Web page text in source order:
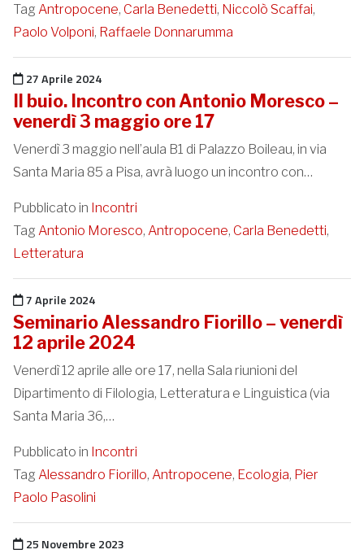
Tag Antropocene, Carla Benedetti, Niccolò Scaffai,
Paolo Volponi, Raffaele Donnarumma
Pubblicato il
27 Aprile 2024
Il buio. Incontro con Antonio Moresco –
venerdì 3 maggio ore 17
Venerdì 3 maggio nell’aula B1 di Palazzo Boileau, in via
Santa Maria 85 a Pisa, avrà luogo un incontro con…
Pubblicato in Incontri
Tag Antonio Moresco, Antropocene, Carla Benedetti,
Letteratura
Pubblicato il
7 Aprile 2024
Seminario Alessandro Fiorillo – venerdì
12 aprile 2024
Venerdì 12 aprile alle ore 17, nella Sala riunioni del
Dipartimento di Filologia, Letteratura e Linguistica (via
Santa Maria 36,…
Pubblicato in Incontri
Tag Alessandro Fiorillo, Antropocene, Ecologia, Pier
Paolo Pasolini
Pubblicato il
25 Novembre 2023